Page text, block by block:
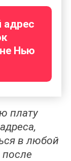
адрес
Нью
плату
в любой